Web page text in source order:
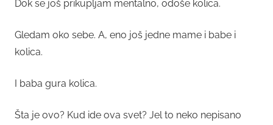
Dok se još prikupljam mentalno, odoše kolica.
Gledam oko sebe. A, eno još jedne mame i babe i
kolica.
I baba gura kolica.
Šta je ovo? Kud ide ova svet? Jel to neko nepisano